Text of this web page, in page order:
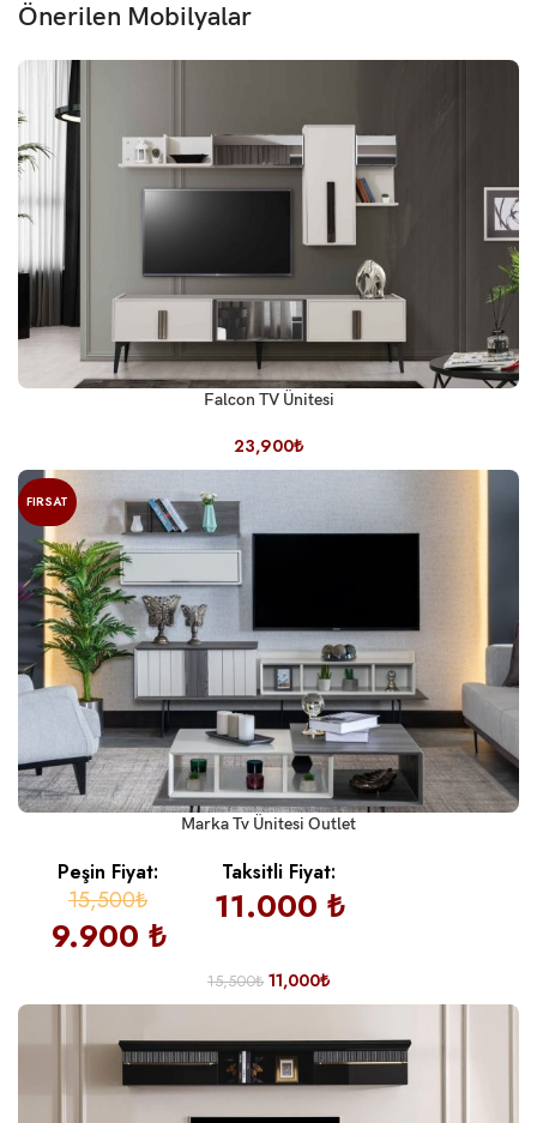
Önerilen Mobilyalar
Falcon TV Ünitesi
23,900₺
FIRSAT
Marka Tv Ünitesi Outlet
Peşin Fiyat:
15,500₺
9.900 ₺
Taksitli Fiyat:
11.000 ₺
15,500₺ 11,000₺